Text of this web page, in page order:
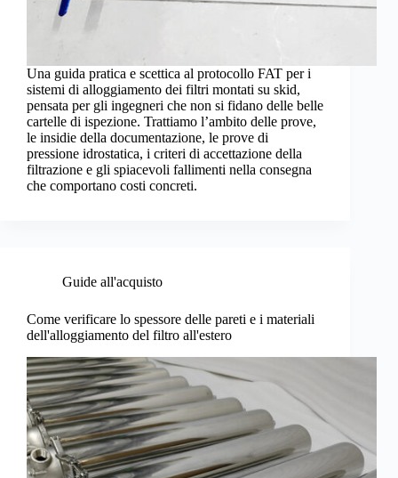
Una guida pratica e scettica al protocollo FAT per i
sistemi di alloggiamento dei filtri montati su skid,
pensata per gli ingegneri che non si fidano delle belle
cartelle di ispezione. Trattiamo l’ambito delle prove,
le insidie della documentazione, le prove di
pressione idrostatica, i criteri di accettazione della
filtrazione e gli spiacevoli fallimenti nella consegna
che comportano costi concreti.
Guide all'acquisto
Come verificare lo spessore delle pareti e i materiali
dell'alloggiamento del filtro all'estero